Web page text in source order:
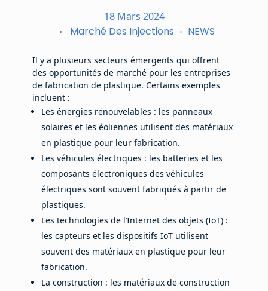
18 Mars 2024
Marché Des Injections NEWS
Il y a plusieurs secteurs émergents qui offrent
des opportunités de marché pour les entreprises
de fabrication de plastique. Certains exemples
incluent :
Les énergies renouvelables : les panneaux
solaires et les éoliennes utilisent des matériaux
en plastique pour leur fabrication.
Les véhicules électriques : les batteries et les
composants électroniques des véhicules
électriques sont souvent fabriqués à partir de
plastiques.
Les technologies de l’Internet des objets (IoT) :
les capteurs et les dispositifs IoT utilisent
souvent des matériaux en plastique pour leur
fabrication.
La construction : les matériaux de construction